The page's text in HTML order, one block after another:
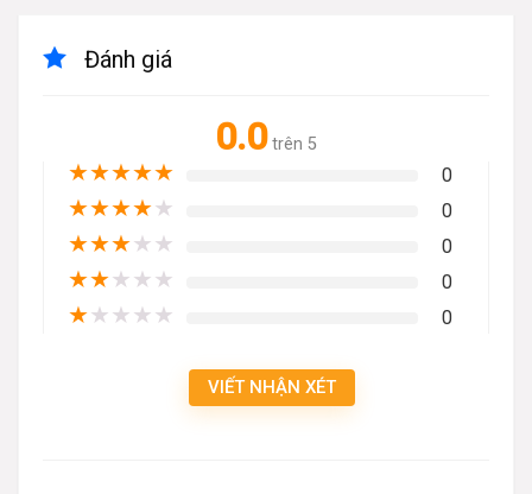
Đánh giá
0.0 trên 5
★★★★★ 0
★★★★★ 0
★★★★★ 0
★★★★★ 0
★★★★★ 0
VIẾT NHẬN XÉT